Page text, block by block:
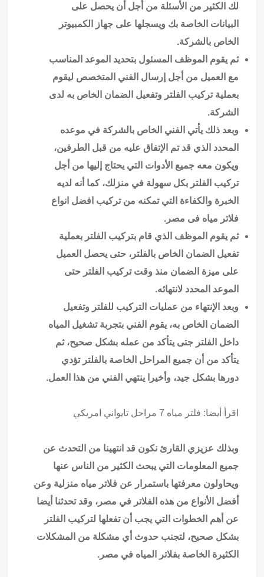
لك الكثير من الأسئلة من أجل أن يحصل على
البيانات الخاصة بك ويسجلها على جهاز الكمبيوتر
الخاص بالشركة.
ثم يقوم الموظف المسئول بتحديد الموعد المناسب
مع العميل من أجل إرسال الفني المتخصص ليقوم
بعملية تركيب الفلتر وتفعيل الضمان الخاص به لدى
الشركة.
وبعد ذلك يأتي الفني الخاص بالشركة في موعده
المحدد الذي قد تم الإتفاق عليه من قبل الطرفين،
ويكون معه جميع الأدوات التي يحتاج إليها من أجل
تركيب الفلتر بكل سهولة في منزلك، كما أنه لديه
الخبرة والكفاءة التي تمكنه من تركيب افضل انواع
فلاتر مياه فى مصر.
ثم يقوم الموظف الذي قام بتركيب الفلتر بعملية
تفعيل الضمان الخاص بالفلتر، حتى يحصل العميل
على ميزة الضمان منذ وقت تركيب الفلتر حتى
الموعد المحدد لانتهائه.
وبعد الإنتهاء من عمليات التركيب للفلتر وتفعيل
الضمان الخاص به، يقوم الفني بتجربة تشغيل المياه
داخل الفلتر جتى يتأكد من عمله بشكل صحيح، ثم
يتأكد من أن جميع المراحل الخاصة بالفلتر تؤدي
دورها بشكل جيد، وأخيرا ينتهي الفني من هذا العمل.
اقرأ أيضا: فلتر مياه 7 مراحل تايواني امريكي
وبذلك عزيزي القارئ نكون قد انتهينا من التحدث عن
جميع المعلومات التي يبحث الكثير من الناس عنها
ويحاولون معرفتها باستمرار عن فلاتر مياه منزلية وعن
أفضل الأنواع من هذه الفلاتر في مصر، وقد تحدثنا أيضا
عن أهم الخطوات التي يجب أن تفعلها لتركيب الفلتر
بشكل صحيح، لتجنب حدوث أي مشكلة من المشكلات
الكثيرة الخاصة بفلاتر المياه في مصر.